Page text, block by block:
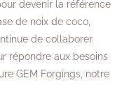
devenir la référence
de noix de coco,
de collaborer
répondre aux besoins
GEM Forgings, notre